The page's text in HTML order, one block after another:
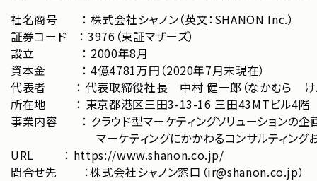
社名商号 ： 株式会社シャノン（英文：SHANON Inc.）
証券コード ： 3976（東証マザーズ）
設立 ： 2000年8月
資本金 ： 4億4781万円（2020年7月末現在）
代表者 ： 代表取締役社長 中村 健一郎（なかむら けん
所在地 ： 東京都港区三田3-13-16 三田43MTビル4階
事業内容 ： クラウド型マーケティングソリューションの企画
マーケティングにかかわるコンサルティングお
URL ： https://www.shanon.co.jp/
問合せ先 ：株式会社シャノン窓口（ir@shanon.co.jp）